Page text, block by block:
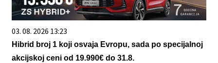
03. 08. 2026 13:23
Hibrid broj 1 koji osvaja Evropu, sada po specijalnoj
akcijskoj ceni od 19.990€ do 31.8.